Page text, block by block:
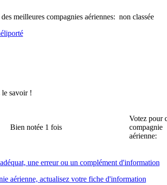
meilleures compagnies aériennes: non classée
savoir !
Bien notée 1 fois
Votez pour
compagnie
aérienne:
une erreur ou un complément d'information
aérienne, actualisez votre fiche d'information